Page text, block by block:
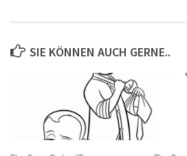
SIE KÖNNEN AUCH GERNE..